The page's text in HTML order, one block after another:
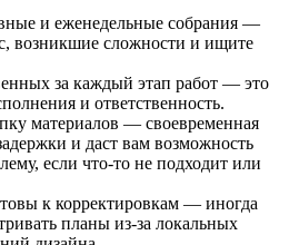
и еженедельные собрания —
возникшие сложности и ищите
за каждый этап работ — это
и ответственность.
материалов — своевременная
и даст вам возможность
если что-то не подходит или
к корректировкам — иногда
планы из-за локальных